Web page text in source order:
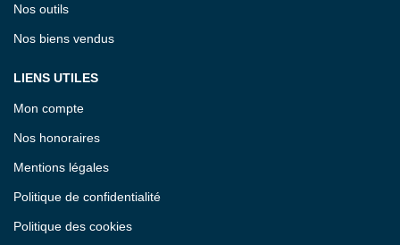
Nos outils
Nos biens vendus
LIENS UTILES
Mon compte
Nos honoraires
Mentions légales
Politique de confidentialité
Politique des cookies